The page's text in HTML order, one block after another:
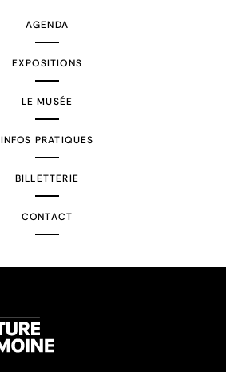
AGENDA
EXPOSITIONS
LE MUSÉE
INFOS PRATIQUES
BILLETTERIE
CONTACT